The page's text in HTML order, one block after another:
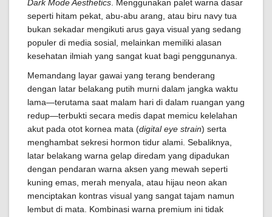
Dark Mode Aesthetics . Menggunakan palet warna dasar
seperti hitam pekat, abu-abu arang, atau biru navy tua
bukan sekadar mengikuti arus gaya visual yang sedang
populer di media sosial, melainkan memiliki alasan
kesehatan ilmiah yang sangat kuat bagi penggunanya.
Memandang layar gawai yang terang benderang
dengan latar belakang putih murni dalam jangka waktu
lama—terutama saat malam hari di dalam ruangan yang
redup—terbukti secara medis dapat memicu kelelahan
akut pada otot kornea mata (digital eye strain) serta
menghambat sekresi hormon tidur alami. Sebaliknya,
latar belakang warna gelap diredam yang dipadukan
dengan pendaran warna aksen yang mewah seperti
kuning emas, merah menyala, atau hijau neon akan
menciptakan kontras visual yang sangat tajam namun
lembut di mata. Kombinasi warna premium ini tidak